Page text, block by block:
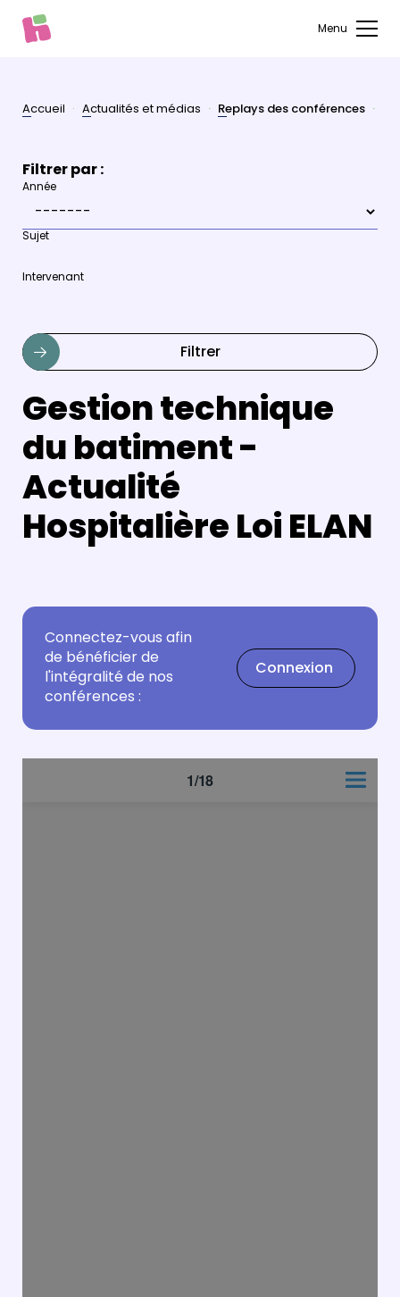
Menu
Accueil Actualités et médias Replays des conférences
Filtrer par :
Année
Sujet
Intervenant
Filtrer
Gestion technique
du batiment -
Actualité
Hospitalière Loi ELAN
Connectez-vous afin
de bénéficier de
l'intégralité de nos
conférences :
Connexion